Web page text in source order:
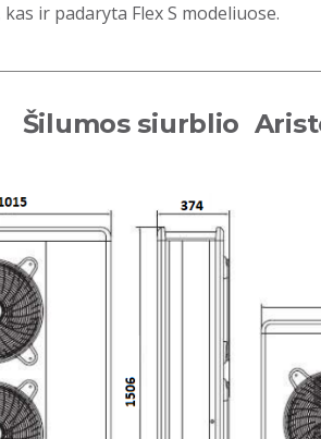
ir padaryta Flex S modeliuose.
Šilumos siurblio